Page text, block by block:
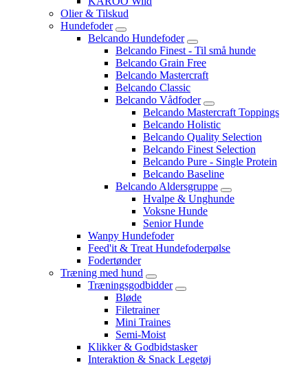
Olier & Tilskud
Hundefoder
Belcando Hundefoder
Belcando Finest - Til små hunde
Belcando Grain Free
Belcando Mastercraft
Belcando Classic
Belcando Vådfoder
Belcando Mastercraft Toppings
Belcando Holistic
Belcando Quality Selection
Belcando Finest Selection
Belcando Pure - Single Protein
Belcando Baseline
Belcando Aldersgruppe
Hvalpe & Unghunde
Voksne Hunde
Senior Hunde
Wanpy Hundefoder
Feed'it & Treat Hundefoderpølse
Fodertønder
Træning med hund
Træningsgodbidder
Bløde
Filetrainer
Mini Traines
Semi-Moist
Klikker & Godbidstasker
Interaktion & Snack Legetøj